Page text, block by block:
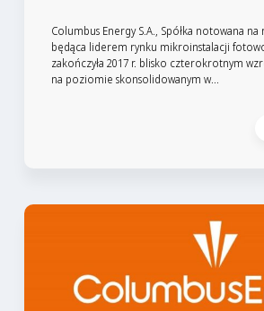
Columbus Energy S.A., Spółka notowana
będąca liderem rynku mikroinstalacji
zakończyła 2017 r. blisko czterokrotnym
na poziomie skonsolidowanym w...